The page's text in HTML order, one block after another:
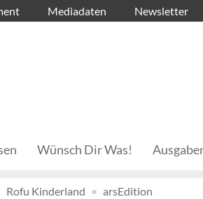
Mediadaten Newsletter
Wünsch Dir Was!
Rofu Kinderland arsEdition